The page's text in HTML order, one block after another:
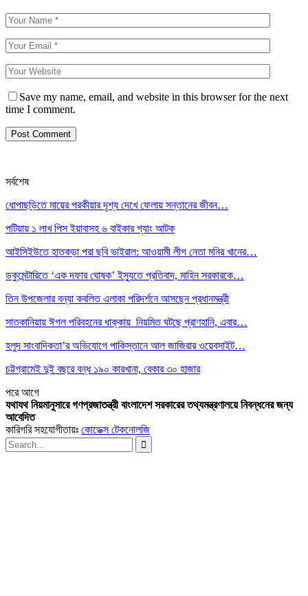
Save my name, email, and website in this browser for the next
time I comment.
সর্বশেষ
ধোপাছড়িতে মায়ের পরকীয়ার দৃশ্য দেখে ফেলায় সন্তানের জীবন…
পটিয়ায় ১ লাখ পিস ইয়াবাসহ ৬ বাইকার গ্যাং আটক
আইসিইউতে হাতকড়া পরা ছবি ভাইরাল: আওয়ামী লীগ নেতা মনির খানের…
ডকুমেন্টারিতে ‘এক দফার ঘোষক’ ইস্যুতে প্রতিবাদ, মাহিন সরকারকে…
তিন উপজেলার বন্যা কবলিত এলাকা পরিদর্শনে আসছেন প্রধানমন্ত্রী
সাতকানিয়ায় ঈগল পরিবহনের ধাক্কায় নিয়মিত ঘটছে প্রাণহানি, এবার…
হলুদ সাংবাদিকতা’র অভিযোগে পাকিস্তানে আল জাজিরার ওয়েবসাইট…
চট্টগ্রামেই দুই বছরে বন্ধ ১৯০ কারখানা, বেকার ৩০ হাজার
পরেআগে
যথাযথ নিয়মানুসারে গণপ্রজাতন্ত্রী বাংলাদেশ সরকারের তথ্যমন্ত্রণালয়ে নিবন্ধনের জন্য
আবেদিত
কারিগরি সহযোগীতায়ঃ কোডেক্স টেকনোলজি